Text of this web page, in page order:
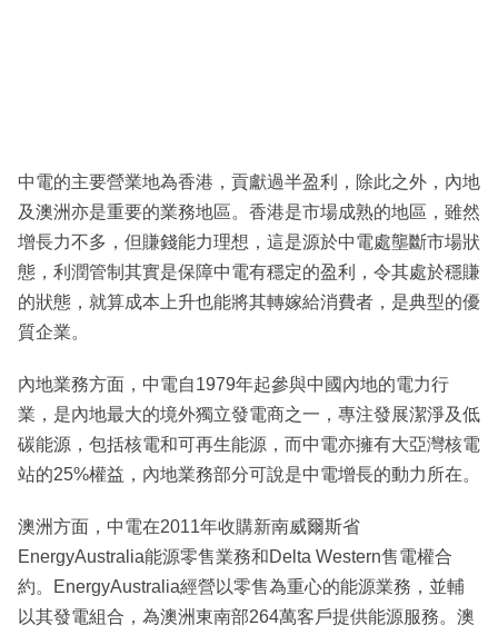
中電的主要營業地為香港，貢獻過半盈利，除此之外，內地
及澳洲亦是重要的業務地區。香港是市場成熟的地區，雖然
增長力不多，但賺錢能力理想，這是源於中電處壟斷市場狀
態，利潤管制其實是保障中電有穩定的盈利，令其處於穩賺
的狀態，就算成本上升也能將其轉嫁給消費者，是典型的優
質企業。
內地業務方面，中電自1979年起參與中國內地的電力行
業，是內地最大的境外獨立發電商之一，專注發展潔淨及低
碳能源，包括核電和可再生能源，而中電亦擁有大亞灣核電
站的25%權益，內地業務部分可說是中電增長的動力所在。
澳洲方面，中電在2011年收購新南威爾斯省
EnergyAustralia能源零售業務和Delta Western售電權合
約。EnergyAustralia經營以零售為重心的能源業務，並輔
以其發電組合，為澳洲東南部264萬客戶提供能源服務。澳